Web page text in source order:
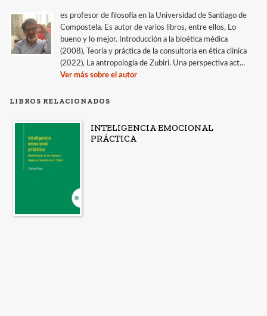
es profesor de filosofía en la Universidad de Santiago de
Compostela. Es autor de varios libros, entre ellos, Lo
bueno y lo mejor. Introducción a la bioética médica
(2008), Teoría y práctica de la consultoría en ética clínica
(2022), La antropología de Zubiri. Una perspectiva act...
Ver más sobre el autor
LIBROS RELACIONADOS
INTELIGENCIA EMOCIONAL
PRÁCTICA